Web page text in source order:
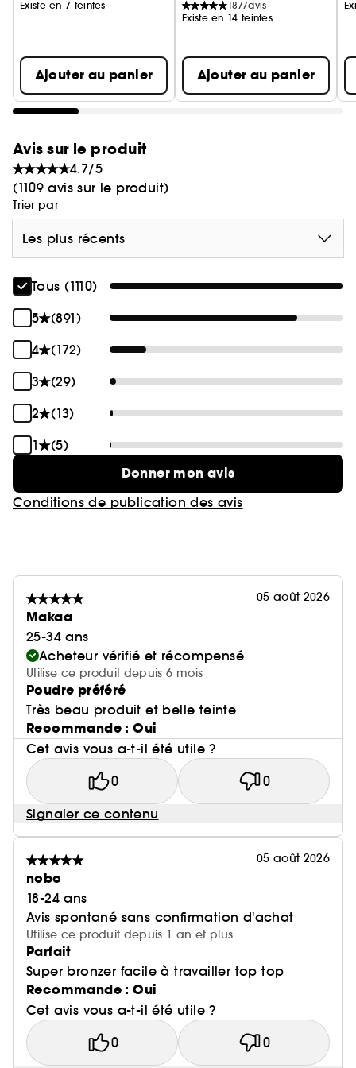
et ne déssèche pas
Existe en 7 teintes
Ajouter au panier
1877avis
Existe en 14 teintes
Ajouter au panier
Avis sur le produit
4.7/5
(1109 avis sur le produit)
Trier par
Les plus récents
Tous (1110)
5
(891)
4
(172)
3
(29)
2
(13)
1
(5)
Donner mon avis
Conditions de publication des avis
05 août 2026
Makaa
25-34 ans
Acheteur vérifié et récompensé
Utilise ce produit depuis 6 mois
Poudre préféré
Très beau produit et belle teinte
Recommande : Oui
Cet avis vous a-t-il été utile ?
0 0
Signaler ce contenu
05 août 2026
nobo
18-24 ans
Avis spontané sans confirmation d'achat
Utilise ce produit depuis 1 an et plus
Parfait
Super bronzer facile à travailler top top
Recommande : Oui
Cet avis vous a-t-il été utile ?
0 0